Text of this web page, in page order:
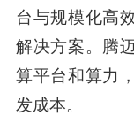
台与规模化高
解决方案。腾
算平台和算力
发成本。